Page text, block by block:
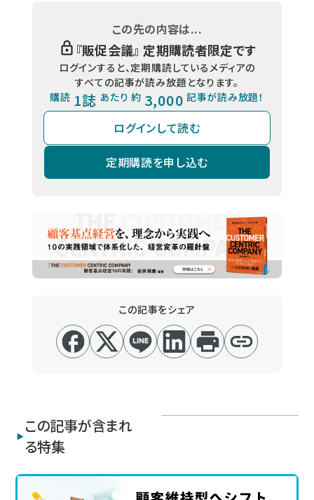
この先の内容は...
『販促会議』 定期購読者限定です
ログインすると、定期購読しているメディアの
すべての記事が読み放題となります。
購読 1誌 あたり 約 3,000 記事が読み放題！
ログインして読む
定期購読を申し込む
この記事をシェア
この記事が含まれ
る特集